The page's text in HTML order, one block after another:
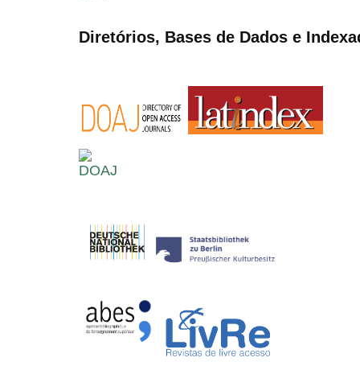
Diretórios, Bases de Dados e